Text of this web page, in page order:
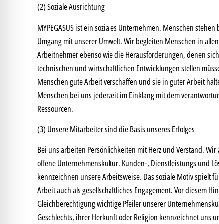
(2) Soziale Ausrichtung
MYPEGASUS ist ein soziales Unternehmen. Menschen
Umgang mit unserer Umwelt. Wir begleiten Menschen in
Arbeitnehmer ebenso wie die Herausforderungen, denen
technischen und wirtschaftlichen Entwicklungen stellen
Menschen gute Arbeit verschaffen und sie in guter Arbeit
Menschen bei uns jederzeit im Einklang mit dem
Ressourcen.
(3) Unsere Mitarbeiter sind die Basis unseres Erfolges
Bei uns arbeiten Persönlichkeiten mit Herz und Verstand.
offene Unternehmenskultur. Kunden-, Dienstleistungs und
kennzeichnen unsere Arbeitsweise. Das soziale Motiv spielt
Arbeit auch als gesellschaftliches Engagement. Vor diesem
Gleichberechtigung wichtige Pfeiler unserer
Geschlechts, ihrer Herkunft oder Religion kennzeichnet uns